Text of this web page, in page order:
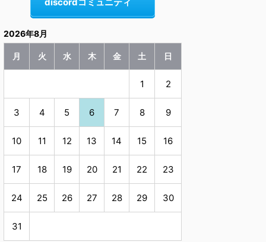
2026年8月
月 火 水 木 金 土 日
1 2
3 4 5 6 7 8 9
10 11 12 13 14 15 16
17 18 19 20 21 22 23
24 25 26 27 28 29 30
31